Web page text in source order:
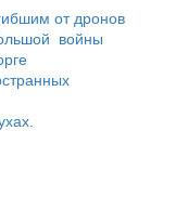
от дронов
войны